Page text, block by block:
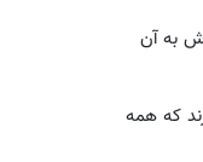
به آن
گیرند که همه